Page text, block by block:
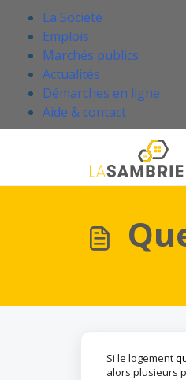
La Société
Emplois
Marchés publics
Actualités
Démarches en ligne
Aide & contact(Ce lien
Base de
Si le logement
alors plusieurs